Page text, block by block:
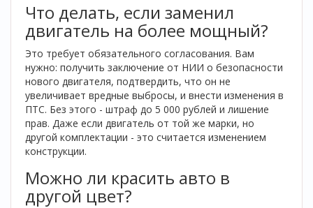
Что делать, если заменил
двигатель на более мощный?
Это требует обязательного согласования. Вам
нужно: получить заключение от НИИ о безопасности
нового двигателя, подтвердить, что он не
увеличивает вредные выбросы, и внести изменения в
ПТС. Без этого - штраф до 5 000 рублей и лишение
прав. Даже если двигатель от той же марки, но
другой комплектации - это считается изменением
конструкции.
Можно ли красить авто в
другой цвет?